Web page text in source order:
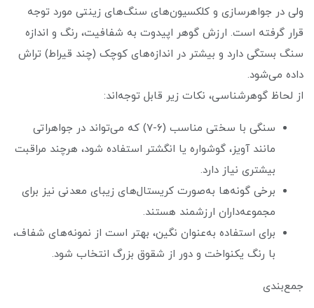
ولی در جواهرسازی و کلکسیون‌های سنگ‌های زینتی مورد توجه
قرار گرفته است. ارزش گوهر اپیدوت به شفافیت، رنگ و اندازه
سنگ بستگی دارد و بیشتر در اندازه‌های کوچک (چند قیراط) تراش
داده می‌شود.
از لحاظ گوهرشناسی، نکات زیر قابل توجه‌اند:
سنگی با سختی مناسب (۶-۷) که می‌تواند در جواهراتی
مانند آویز، گوشواره یا انگشتر استفاده شود، هرچند مراقبت
بیشتری نیاز دارد.
برخی گونه‌ها به‌صورت کریستال‌های زیبای معدنی نیز برای
مجموعه‌داران ارزشمند هستند.
برای استفاده به‌عنوان نگین، بهتر است از نمونه‌های شفاف،
با رنگ یکنواخت و دور از شقوق بزرگ انتخاب شود.
جمع‌بندی